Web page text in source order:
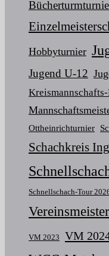
Hobbyturnier
Jugend U-12
Ottheinrichturnier
Schachkreis
Schnellschach-Tour
VM 2023 VM